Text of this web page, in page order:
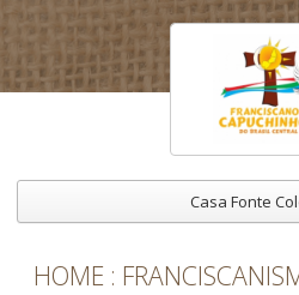
Casa Fonte
HOME